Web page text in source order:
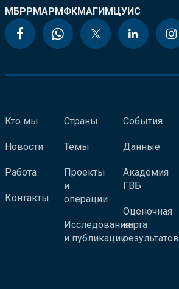
МБРРМАРМФКМАГИМЦУИС
Кто мы
Новости
Работа
Контакты
Страны
Темы
Проекты
и
операции
Исследования
и публикации
События
Данные
Академия
ГВБ
Оценочная
карта
результатов